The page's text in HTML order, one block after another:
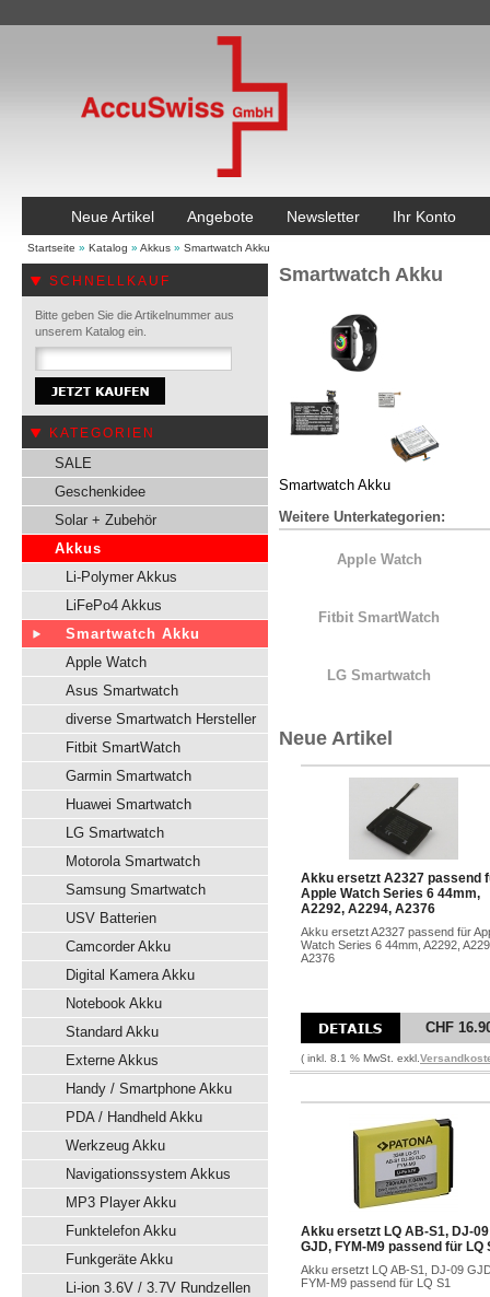
Neue Artikel Angebote Newsletter Ihr Konto
Startseite » Katalog » Akkus » Smartwatch Akku
SCHNELLKAUF
Bitte geben Sie die Artikelnummer aus
unserem Katalog ein.
KATEGORIEN
SALE
Geschenkidee
Solar + Zubehör
Akkus
Li-Polymer Akkus
LiFePo4 Akkus
Smartwatch Akku
Apple Watch
Asus Smartwatch
diverse Smartwatch Hersteller
Fitbit SmartWatch
Garmin Smartwatch
Huawei Smartwatch
LG Smartwatch
Motorola Smartwatch
Samsung Smartwatch
USV Batterien
Camcorder Akku
Digital Kamera Akku
Notebook Akku
Standard Akku
Externe Akkus
Handy / Smartphone Akku
PDA / Handheld Akku
Werkzeug Akku
Navigationssystem Akkus
MP3 Player Akku
Funktelefon Akku
Funkgeräte Akku
Li-ion 3.6V / 3.7V Rundzellen
Smartwatch Akku
Smartwatch Akku
Weitere Unterkategorien:
Apple Watch
Fitbit SmartWatch
LG Smartwatch
Neue Artikel
Akku ersetzt A2327 passend
Apple Watch Series 6 44mm,
A2292, A2294, A2376
Akku ersetzt A2327 passend für
Watch Series 6 44mm, A2292,
A2376
CHF
( inkl. 8.1 % MwSt. exkl.
Akku ersetzt LQ AB-S1, DJ-09
GJD, FYM-M9 passend für LQ
Akku ersetzt LQ AB-S1, DJ-09
FYM-M9 passend für LQ S1